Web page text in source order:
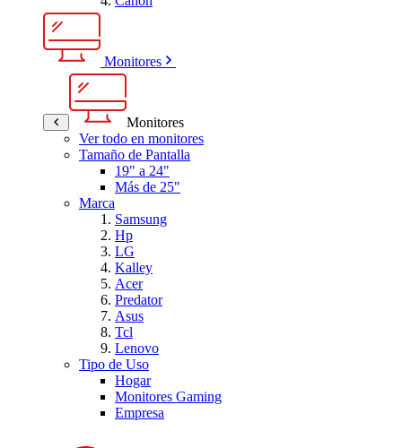
Monitores
Monitores
Ver todo en monitores
Tamaño de Pantalla
19" a 24"
Más de 25"
Marca
Samsung
Hp
LG
Kalley
Acer
Predator
Asus
Tcl
Lenovo
Tipo de Uso
Hogar
Monitores Gaming
Empresa